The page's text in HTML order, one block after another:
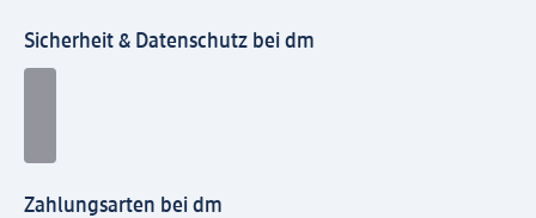
Sicherheit & Datenschutz bei dm
Zahlungsarten bei dm